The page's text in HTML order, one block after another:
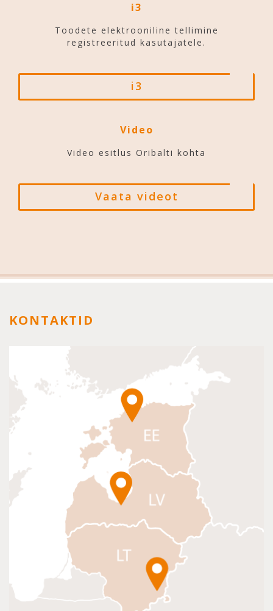
i3
Toodete elektrooniline tellimine
registreeritud kasutajatele.
i3
Video
Video esitlus Oribalti kohta
Vaata videot
KONTAKTID